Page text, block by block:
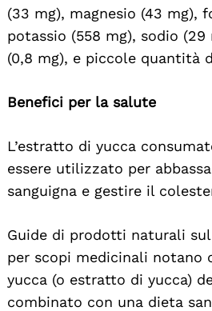
(33 mg), magnesio (43 mg),
potassio (558 mg), sodio (29
(0,8 mg), e piccole quantità
Benefici per la salute
L’estratto di yucca
essere utilizzato per
sanguigna e gestire il
Guide di prodotti naturali
per scopi medicinali notano
yucca (o estratto di yucca)
combinato con una dieta